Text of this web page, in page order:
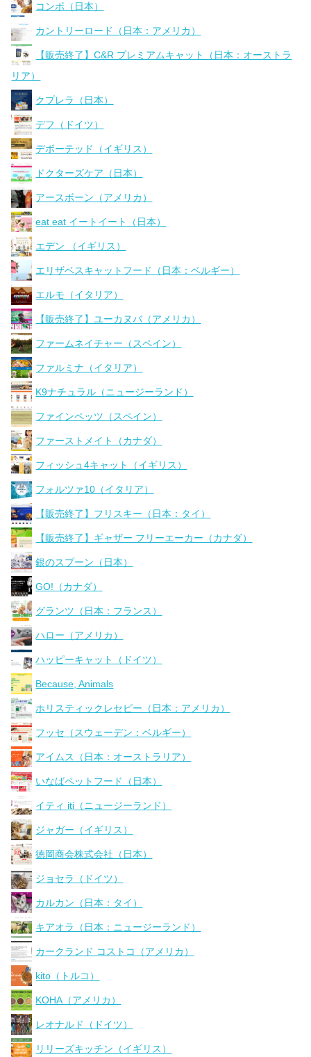
コンボ（日本）
カントリーロード（日本：アメリカ）
【販売終了】C&R プレミアムキャット（日本：オーストラ
リア）
クプレラ（日本）
デフ（ドイツ）
デボーテッド（イギリス）
ドクターズケア（日本）
アースボーン（アメリカ）
eat eat イートイート（日本）
エデン （イギリス）
エリザベスキャットフード（日本：ベルギー）
エルモ（イタリア）
【販売終了】ユーカヌバ（アメリカ）
ファームネイチャー（スペイン）
ファルミナ（イタリア）
K9ナチュラル（ニュージーランド）
ファインペッツ（スペイン）
ファーストメイト（カナダ）
フィッシュ4キャット（イギリス）
フォルツァ10（イタリア）
【販売終了】フリスキー（日本：タイ）
【販売終了】ギャザー フリーエーカー（カナダ）
銀のスプーン（日本）
GO!（カナダ）
グランツ（日本：フランス）
ハロー（アメリカ）
ハッピーキャット（ドイツ）
Because, Animals
ホリスティックレセピー（日本：アメリカ）
フッセ（スウェーデン：ベルギー）
アイムス（日本：オーストラリア）
いなばペットフード（日本）
イティ iti（ニュージーランド）
ジャガー（イギリス）
徳岡商会株式会社（日本）
ジョセラ（ドイツ）
カルカン（日本：タイ）
キアオラ（日本：ニュージーランド）
カークランド コストコ（アメリカ）
kito（トルコ）
KOHA（アメリカ）
レオナルド（ドイツ）
リリーズキッチン（イギリス）